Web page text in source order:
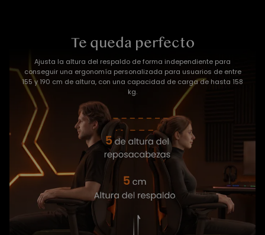
Te queda perfecto
Ajusta la altura del respaldo de forma independiente para
conseguir una ergonomía personalizada para usuarios de entre
155 y 190 cm de altura, con una capacidad de carga de hasta 158
kg.